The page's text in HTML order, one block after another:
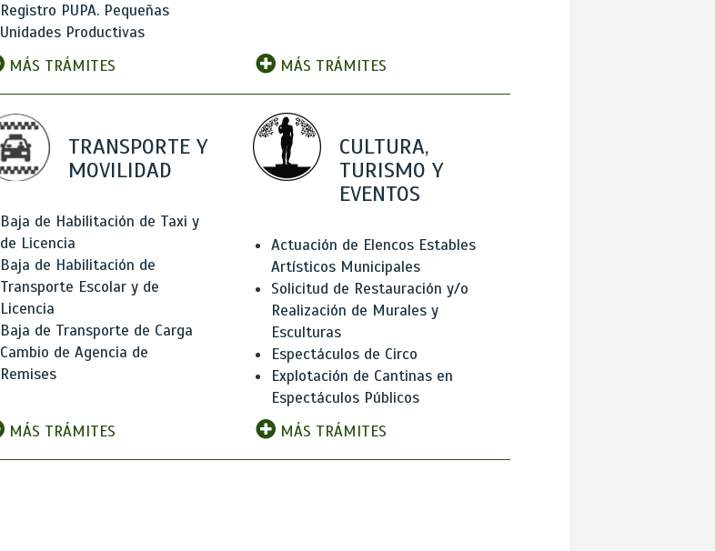
Registro PUPA. Pequeñas
Unidades Productivas
MÁS TRÁMITES
MÁS TRÁMITES
TRANSPORTE Y
MOVILIDAD
Baja de Habilitación de Taxi y
de Licencia
Baja de Habilitación de
Transporte Escolar y de
Licencia
Baja de Transporte de Carga
Cambio de Agencia de
Remises
MÁS TRÁMITES
CULTURA,
TURISMO Y
EVENTOS
Actuación de Elencos Estables
Artísticos Municipales
Solicitud de Restauración y/o
Realización de Murales y
Esculturas
Espectáculos de Circo
Explotación de Cantinas en
Espectáculos Públicos
MÁS TRÁMITES